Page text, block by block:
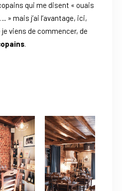
qui me disent « ouais
» mais j’ai l’avantage, ici,
viens de commencer, de
.